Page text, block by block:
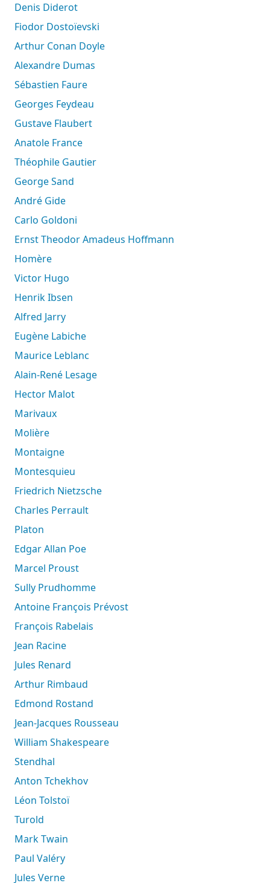
Denis Diderot
Fiodor Dostoïevski
Arthur Conan Doyle
Alexandre Dumas
Sébastien Faure
Georges Feydeau
Gustave Flaubert
Anatole France
Théophile Gautier
George Sand
André Gide
Carlo Goldoni
Ernst Theodor Amadeus Hoffmann
Homère
Victor Hugo
Henrik Ibsen
Alfred Jarry
Eugène Labiche
Maurice Leblanc
Alain-René Lesage
Hector Malot
Marivaux
Molière
Montaigne
Montesquieu
Friedrich Nietzsche
Charles Perrault
Platon
Edgar Allan Poe
Marcel Proust
Sully Prudhomme
Antoine François Prévost
François Rabelais
Jean Racine
Jules Renard
Arthur Rimbaud
Edmond Rostand
Jean-Jacques Rousseau
William Shakespeare
Stendhal
Anton Tchekhov
Léon Tolstoï
Turold
Mark Twain
Paul Valéry
Jules Verne